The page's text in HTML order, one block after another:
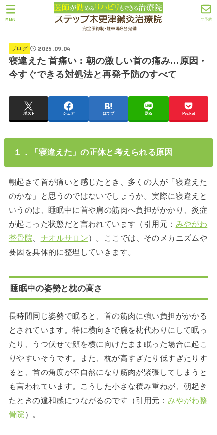
ご予約
MENU
ブログ 2025.09.04
寝違えた 首痛い：朝の激しい首の痛み…原因・
今すぐできる対処法と再発予防のすべて
ポスト シェア はてブ 送る Pocket
１．「寝違えた」の正体と考えられる原因
朝起きて首が痛いと感じたとき、多くの人が「寝違えた
のかな」と思うのではないでしょうか。実際に寝違えと
いうのは、睡眠中に首や肩の筋肉へ負担がかかり、炎症
が起こった状態だと言われています（引用元： みやがわ
整骨院
ナオルサロン）。ここでは、そのメカニズムや
要因を具体的に整理していきます。
睡眠中の姿勢と枕の高さ
長時間同じ姿勢で眠ると、首の筋肉に強い負担がかかる
とされています。特に横向きで腕を枕代わりにして眠っ
たり、うつ伏せで顔を横に向けたまま眠った場合に起こ
りやすいそうです。また、枕が高すぎたり低すぎたりす
ると、首の角度が不自然になり筋肉が緊張してしまうと
も言われています。こうした小さな積み重ねが、朝起き
たときの違和感につながるのです（引用元： みやがわ整
骨院 ）。